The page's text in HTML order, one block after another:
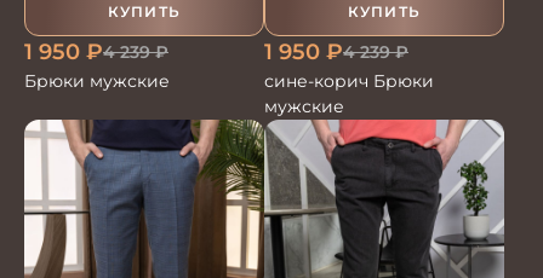
КУПИТЬ
1 950 ₽4 239₽
Брюки мужские
КУПИТЬ
1 950 ₽4 239₽
сине-корич Брюки
мужские